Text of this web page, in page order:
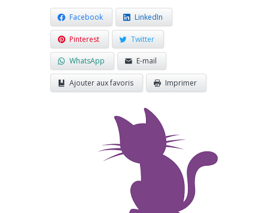
Facebook LinkedIn
Pinterest Twitter
WhatsApp E-mail
Ajouter aux favoris Imprimer